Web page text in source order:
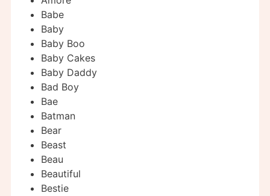
Babe
Baby
Baby Boo
Baby Cakes
Baby Daddy
Bad Boy
Bae
Batman
Bear
Beast
Beau
Beautiful
Bestie